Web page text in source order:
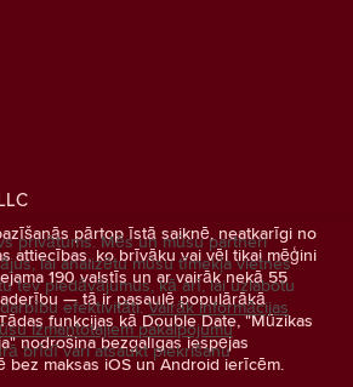
pārtop īstā saiknē, neatkarīgi no
attiecības, ko brīvāku vai vēl tikai mēģini
190 valstīs un ar vairāk nekā 55
— tā ir pasaulē populārākā
funkcijas kā Double Date, "Mūzikas
nodrošina bezgalīgas iespējas
bez maksas iOS un Android ierīcēm.
privātums. Mēs un mūsu partneri
lai analizētu mūsu tīmekļa vietnes
tev piedāvājumus, kā arī, lai uzlabotu
efektivitāti. Vairāk informācijas
izmantotajiem pakalpojumu
brīdī vari atsaukt piekrišanu